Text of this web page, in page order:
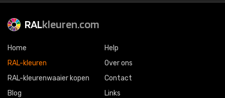
RALkleuren.com
Home
RAL-kleuren
RAL-kleurenwaaier kopen
Blog
Help
Over ons
Contact
Links